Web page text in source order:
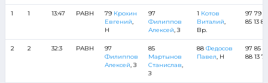
1 1 13:47 РАВН 79 Крохин
Евгений,
Н
97
Филиппов
Алексей, З
1 Котов
Виталий,
Вр.
97 79
85 13 88
2 2 32:3 РАВН
97
Филиппов
Алексей, З
85
Мартынов
Станислав,
З
88 Федосов
Павел, Н
97 85
88 13 79